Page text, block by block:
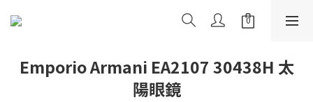
Emporio Armani EA2107 30438H 太
陽眼鏡